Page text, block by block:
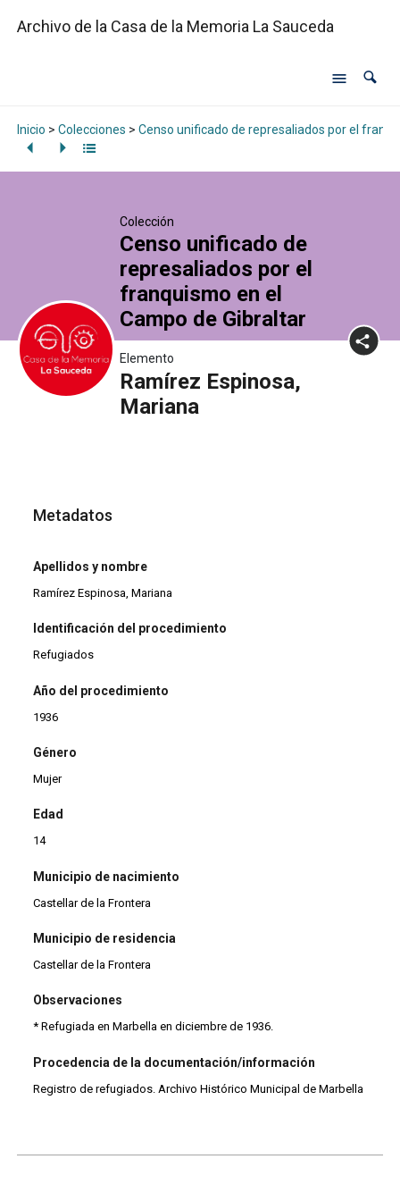
Archivo de la Casa de la Memoria La Sauceda
Inicio > Colecciones > Censo unificado de represaliados por el
Colección
Censo unificado de
represaliados por el
franquismo en el
Campo de Gibraltar
Elemento
Ramírez Espinosa,
Mariana
Metadatos
Apellidos y nombre
Ramírez Espinosa, Mariana
Identificación del procedimiento
Refugiados
Año del procedimiento
1936
Género
Mujer
Edad
14
Municipio de nacimiento
Castellar de la Frontera
Municipio de residencia
Castellar de la Frontera
Observaciones
* Refugiada en Marbella en diciembre de 1936.
Procedencia de la documentación/información
Registro de refugiados. Archivo Histórico Municipal de Marbella